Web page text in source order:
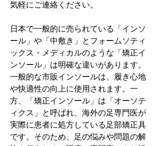
気軽にご連絡ください。
日本で一般的に売られている「インソ
ール」や「中敷き」とフォームソティ
ックス・メディカルのような「矯正イ
ンソール」は明確な違いがあります。
一般的な市販インソールは、履き心地
や快適性の向上に使用されます。一
方、「矯正インソール」は「オーソテ
ィクス」と呼ばれ、海外の足専門医が
実際に患者に処方している足部矯正具
です。そのため、足の悩みや問題の解